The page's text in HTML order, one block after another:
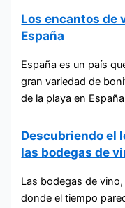
Los encantos de
España
España es un país
gran variedad de
de la playa en
Descubriendo el
las bodegas de
Las bodegas de
donde el tiempo